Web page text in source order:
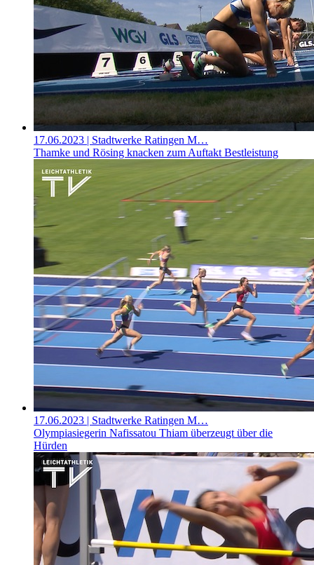
17.06.2023 | Stadtwerke Ratingen M…
Thamke und Rösing knacken zum Auftakt Bestleistung
17.06.2023 | Stadtwerke Ratingen M…
Olympiasiegerin Nafissatou Thiam überzeugt über die
Hürden